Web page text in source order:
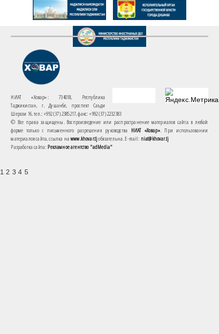
НИАТ «Ховар»: 734018, Республика
Таджикистан, г. Душанбе, проспект Саъди
Шерози 16. тел.: +992 (37) 2385217, факс: +992 (37) 2232383
© Все права защищены. Воспроизведение или распространение материалов сайта в любой
форме только с письменного разрешения руководства НИАТ «Ховар». При использовании
материалов сайта, ссылка наwww.khovar.tjобязательна. E-mail: niat@khovar.tj
Разработка сайта: Рекламное агентство "adMedia"
1 2 3 4 5